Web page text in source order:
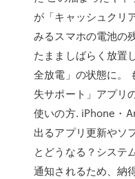
が「キャッシュクリ
みるスマホの電池の
たまましばらく放置
全放電」の状態に。
失サポート」アプリ
使いの方. iPhone・
出るアプリ更新やソ
とどうなる？システ
通知されるため、納